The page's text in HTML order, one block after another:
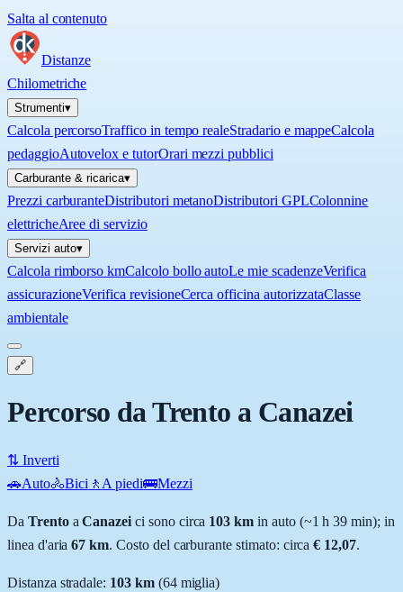
Salta al contenuto
Distanze
Chilometriche
Strumenti▾
Calcola percorsoTraffico in tempo realeStradario e mappeCalcola
pedaggioAutovelox e tutorOrari mezzi pubblici
Carburante & ricarica▾
Prezzi carburanteDistributori metanoDistributori GPLColonnine
elettricheAree di servizio
Servizi auto▾
Calcola rimborso kmCalcolo bollo autoLe mie scadenzeVerifica
assicurazioneVerifica revisioneCerca officina autorizzataClasse
ambientale
🔗
Percorso da Trento a Canazei
⇅ Inverti
🚗Auto🚴Bici 🚶 A piedi🚌Mezzi
Da TrentoaCanazei ci sono circa 103 km in auto (~1 h 39 min); in
linea d'aria67 km. Costo del carburante stimato: circa € 12,07.
Distanza stradale: 103km (64miglia)